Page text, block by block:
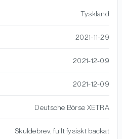
Tyskland
2021-11-29
2021-12-09
2021-12-09
Deutsche Börse XETRA
Skuldebrev, fullt fysiskt backat